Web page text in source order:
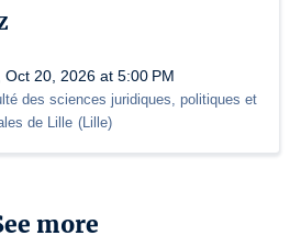
Oct 20, 2026 at 5:00 PM
des sciences juridiques, politiques et
de Lille (Lille)
more